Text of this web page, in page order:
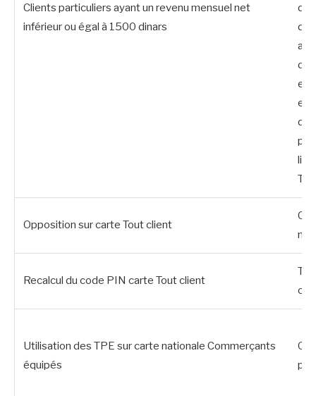
Clients particuliers ayant un revenu mensuel net
inférieur ou égal à 1500 dinars
de
et
et
des
Opposition sur carte Tout client
Recalcul du code PIN carte Tout client
Utilisation des TPE sur carte nationale Commerçants
équipés